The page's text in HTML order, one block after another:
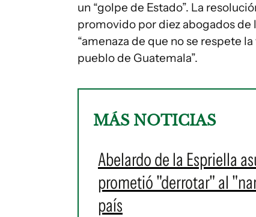
un “golpe de Estado”. La
promovido por diez abogados de
“amenaza de que no se respete
pueblo de Guatemala”.
MÁS NOTICIAS
Abelardo de la Espriella
prometió "derrotar" al
país